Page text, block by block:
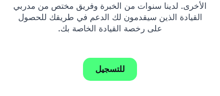
الأخرى. لدينا سنوات من الخبرة وفريق مختص من مدربي
القيادة الذين سيقدمون لك الدعم في طريقك للحصول
على رخصة القيادة الخاصة بك.
للتسجيل